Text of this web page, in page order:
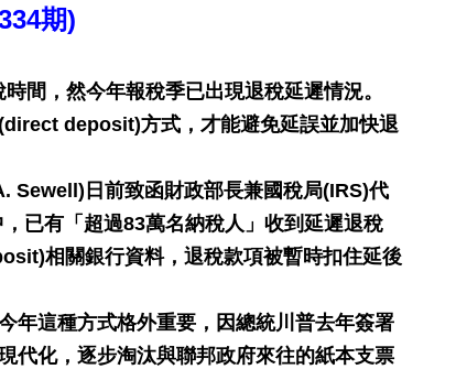
期)
間，然今年報稅季已出現退稅延遲情況。
deposit)方式，才能避免延誤並加快退
Sewell)日前致函財政部長兼國稅局(IRS)代
已有「超過83萬名納稅人」收到延遲退稅
相關銀行資料，退稅款項被暫時扣住延後
年這種方式格外重要，因總統川普去年簽署
代化，逐步淘汰與聯邦政府來往的紙本支票